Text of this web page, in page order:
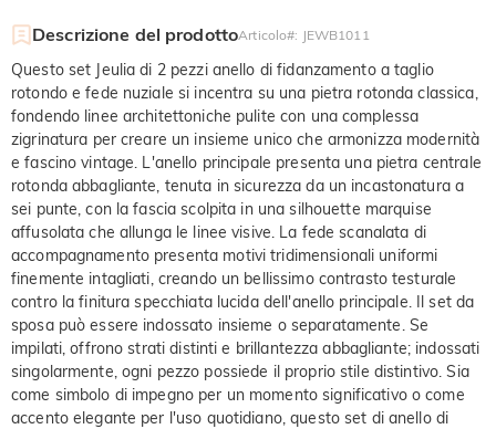
Descrizione del prodottoArticolo#: JEWB1011
Questo set Jeulia di 2 pezzi anello di fidanzamento a taglio
rotondo e fede nuziale si incentra su una pietra rotonda classica,
fondendo linee architettoniche pulite con una complessa
zigrinatura per creare un insieme unico che armonizza modernità
e fascino vintage. L'anello principale presenta una pietra centrale
rotonda abbagliante, tenuta in sicurezza da un incastonatura a
sei punte, con la fascia scolpita in una silhouette marquise
affusolata che allunga le linee visive. La fede scanalata di
accompagnamento presenta motivi tridimensionali uniformi
finemente intagliati, creando un bellissimo contrasto testurale
contro la finitura specchiata lucida dell'anello principale. Il set da
sposa può essere indossato insieme o separatamente. Se
impilati, offrono strati distinti e brillantezza abbagliante; indossati
singolarmente, ogni pezzo possiede il proprio stile distintivo. Sia
come simbolo di impegno per un momento significativo o come
accento elegante per l'uso quotidiano, questo set di anello di